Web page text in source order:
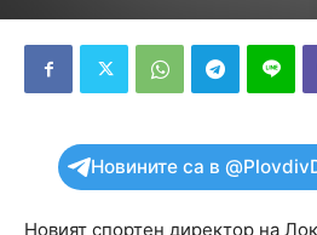
Новините са в
Новият спортен директор на